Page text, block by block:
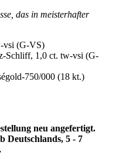
das in meisterhafter
vsi (G-VS)
Schliff, 1,0 ct. tw-vsi (G-
750/000 (18 kt.)
neu angefertigt.
Deutschlands, 5 - 7